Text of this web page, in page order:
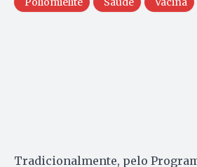
Tradicionalmente, pelo